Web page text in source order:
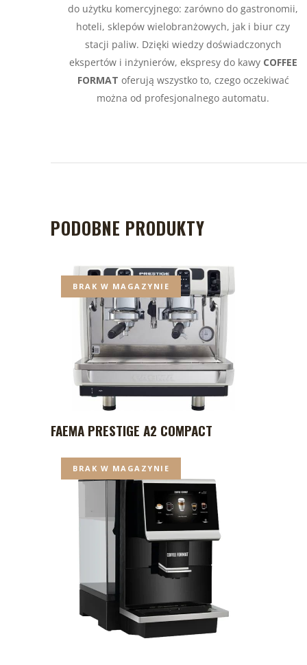
do użytku komercyjnego: zarówno do gastronomii,
hoteli, sklepów wielobranżowych, jak i biur czy
stacji paliw. Dzięki wiedzy doświadczonych
ekspertów i inżynierów, ekspresy do kawy COFFEE
FORMAT oferują wszystko to, czego oczekiwać
można od profesjonalnego automatu.
PODOBNE PRODUKTY
BRAK W MAGAZYNIE
FAEMA PRESTIGE A2 COMPACT
BRAK W MAGAZYNIE